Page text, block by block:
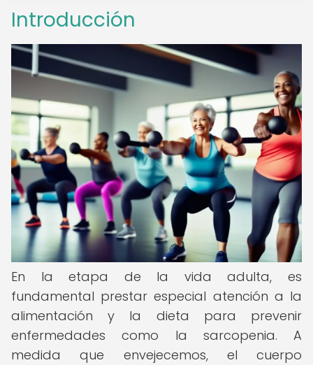
Introducción
En la etapa de la vida adulta, es
fundamental prestar especial atención a la
alimentación y la dieta para prevenir
enfermedades como la sarcopenia. A
medida que envejecemos, el cuerpo